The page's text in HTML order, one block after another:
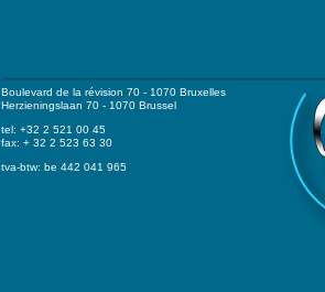
Boulevard de la révision 70 - 1070 Bruxelles
Herzieningslaan 70 - 1070 Brussel
tel: +32 2 521 00 45
fax: + 32 2 523 63 30
tva-btw: be 442 041 965